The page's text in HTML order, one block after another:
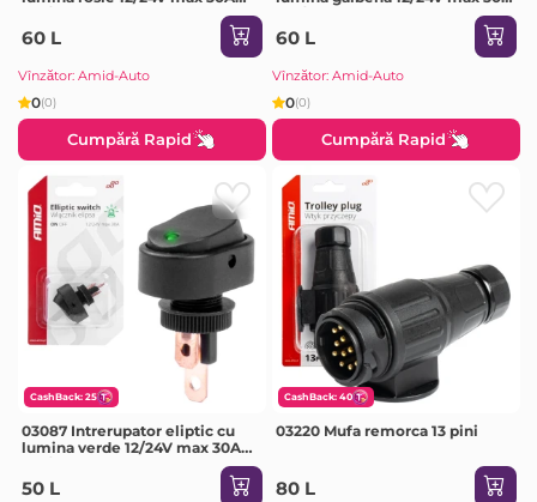
60 L
Vînzător: Amid-Auto
0(0)
Cumpără Rapid
60 L
Vînzător: Amid-Auto
0(0)
Cumpără Rapid
CashBack: 25
03087 Intrerupator eliptic cu
lumina verde 12/24V max 30A
50 L
CashBack: 40
03220 Mufa remorca 13 pini
80 L